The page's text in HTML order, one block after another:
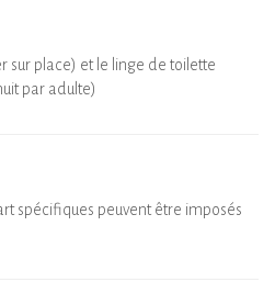
sur place) et le linge de toilette
par adulte)
spécifiques peuvent être imposés